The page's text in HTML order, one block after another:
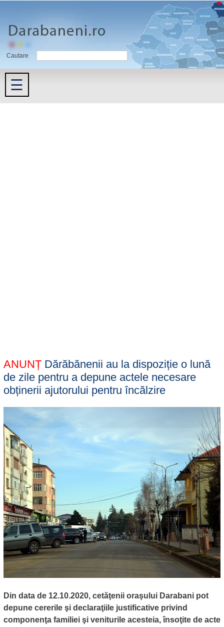
Cautare
☰
ANUNȚDărăbănenii au la dispoziție o lună
de zile pentru a depune actele necesare
obținerii ajutorului pentru încălzire
Din data de 12.10.2020, cetăţenii oraşului Darabani pot
depune cererile şi declaraţiile justificative privind
componenţa familiei şi veniturile acesteia, însoţite de acte